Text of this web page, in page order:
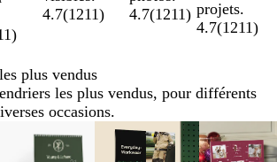
)
4.7(1211)
4.7(1211) projets.
4.7(1211)
plus vendus
les plus vendus, pour différents
occasions.
Nouvelles options